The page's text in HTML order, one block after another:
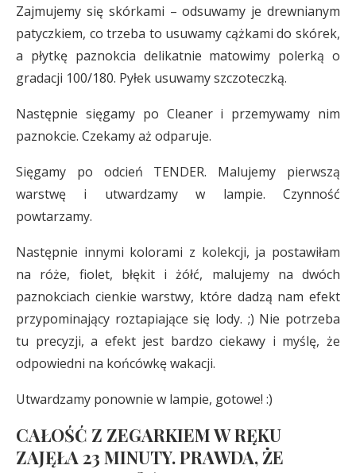
Zajmujemy się skórkami – odsuwamy je drewnianym
patyczkiem, co trzeba to usuwamy cążkami do skórek,
a płytkę paznokcia delikatnie matowimy polerką o
gradacji 100/180. Pyłek usuwamy szczoteczką.
Następnie sięgamy po Cleaner i przemywamy nim
paznokcie. Czekamy aż odparuje.
Sięgamy po odcień TENDER. Malujemy pierwszą
warstwę i utwardzamy w lampie. Czynność
powtarzamy.
Następnie innymi kolorami z kolekcji, ja postawiłam
na róże, fiolet, błękit i żółć, malujemy na dwóch
paznokciach cienkie warstwy, które dadzą nam efekt
przypominający roztapiające się lody. ;) Nie potrzeba
tu precyzji, a efekt jest bardzo ciekawy i myślę, że
odpowiedni na końcówkę wakacji.
Utwardzamy ponownie w lampie, gotowe! :)
CAŁOŚĆ Z ZEGARKIEM W RĘKU
ZAJĘŁA 23 MINUTY. PRAWDA, ŻE